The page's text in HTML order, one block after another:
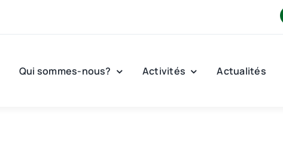
Qui sommes-nous? Activités Actualités